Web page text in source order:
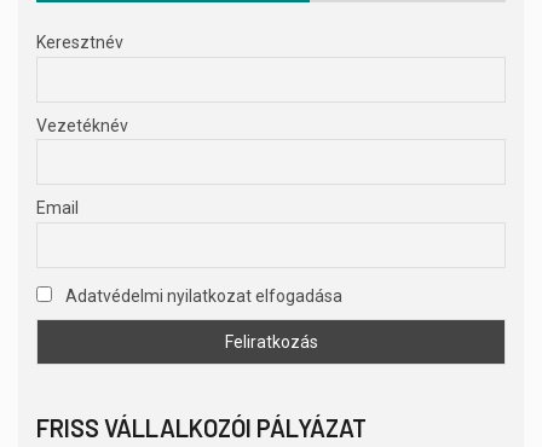
Keresztnév
Vezetéknév
Email
Adatvédelmi nyilatkozat elfogadása
FRISS VÁLLALKOZÓI PÁLYÁZAT